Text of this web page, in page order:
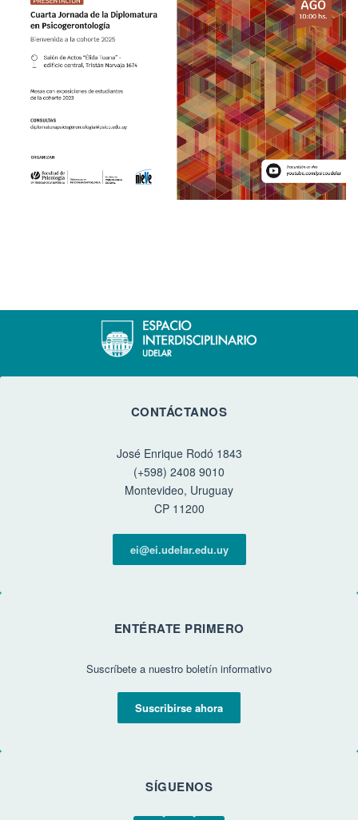
CONTÁCTANOS
José Enrique Rodó 1843
(+598) 2408 9010
Montevideo, Uruguay
CP 11200
ei@ei.udelar.edu.uy
ENTÉRATE PRIMERO
Suscríbete a nuestro boletín informativo
Suscribirse ahora
SÍGUENOS